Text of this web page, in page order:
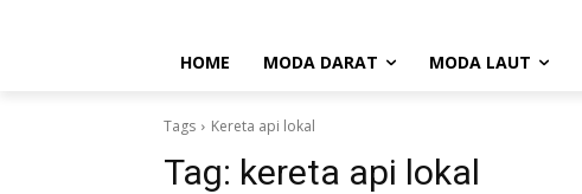
HOME MODA DARAT MODA LAUT
Tags Kereta api lokal
Tag: kereta api lokal